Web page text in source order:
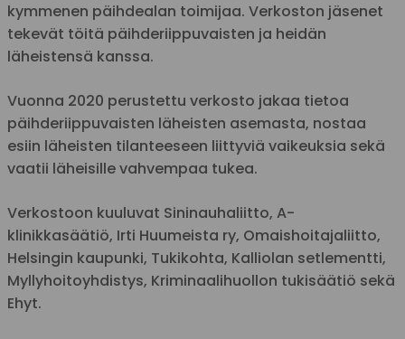
kymmenen päihdealan toimijaa. Verkoston jäsenet
tekevät töitä päihderiippuvaisten ja heidän
läheistensä kanssa.
Vuonna 2020 perustettu verkosto jakaa tietoa
päihderiippuvaisten läheisten asemasta, nostaa
esiin läheisten tilanteeseen liittyviä vaikeuksia sekä
vaatii läheisille vahvempaa tukea.
Verkostoon kuuluvat Sininauhaliitto, A-
klinikkasäätiö, Irti Huumeista ry, Omaishoitajaliitto,
Helsingin kaupunki, Tukikohta, Kalliolan setlementti,
Myllyhoitoyhdistys, Kriminaalihuollon tukisäätiö sekä
Ehyt.